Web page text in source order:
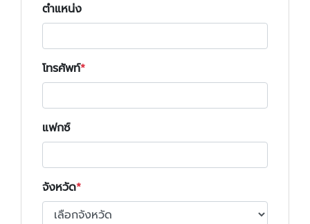
ตำแหน่ง
โทรศัพท์
แฟกซ์
จังหวัด